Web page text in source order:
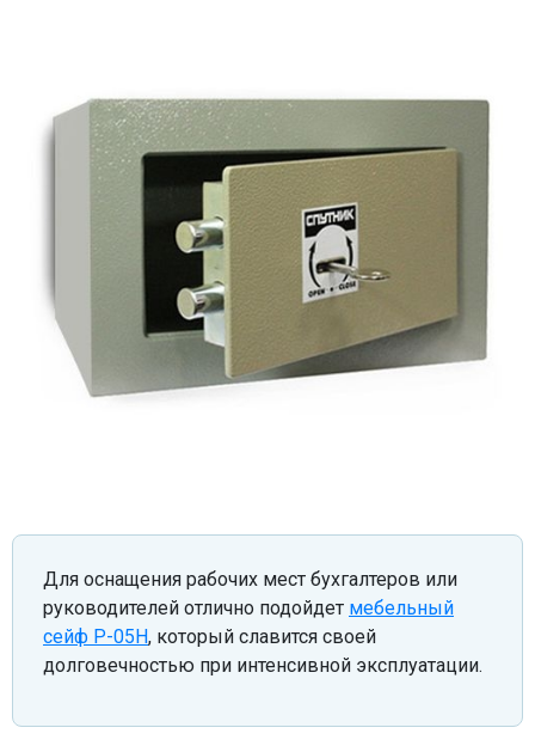
Для оснащения рабочих мест бухгалтеров или
руководителей отлично подойдет мебельный
сейф Р-05Н, который славится своей
долговечностью при интенсивной эксплуатации.